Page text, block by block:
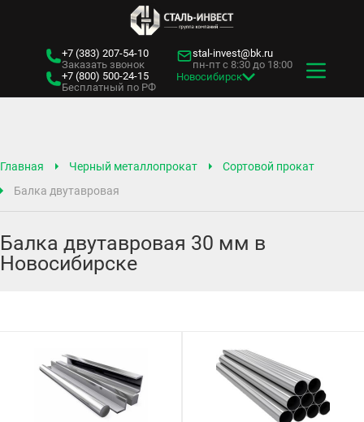
+7 (383) 207-54-10
Заказать звонок
+7 (800) 500-24-15
Бесплатный по РФ
stal-invest@bk.ru
пн-пт с 8:30 до 18:00
Новосибирск
Главная Черный металлопрокат
Сортовой прокат
Балка двутавровая
Балка двутавровая 30 мм в
Новосибирске